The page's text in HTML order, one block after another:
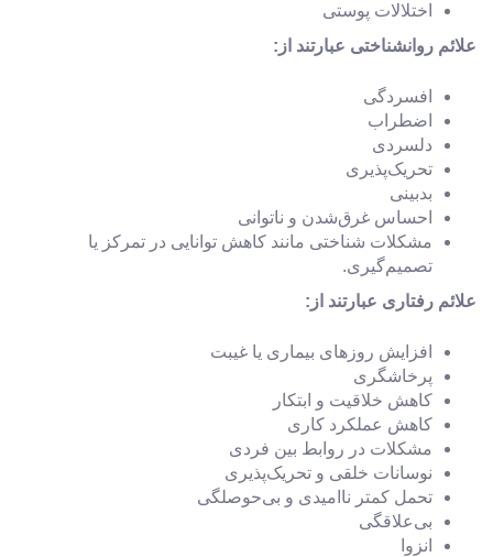
اختلالات پوستی
علائم روانشناختی عبارتند از:
افسردگی
اضطراب
دلسردی
تحریک‌پذیری
بدبینی
احساس غرق‌شدن و ناتوانی
مشکلات شناختی مانند کاهش توانایی در تمرکز یا
تصمیم‌گیری.
علائم رفتاری عبارتند از:
افزایش روزهای بیماری یا غیبت
پرخاشگری
کاهش خلاقیت و ابتکار
کاهش عملکرد کاری
مشکلات در روابط بین فردی
نوسانات خلقی و تحریک‌پذیری
تحمل کمتر ناامیدی و بی‌حوصلگی
بی‌علاقگی
انزوا